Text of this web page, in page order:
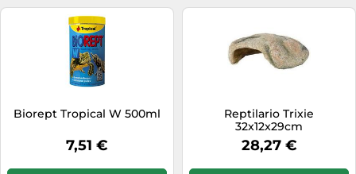
Biorept Tropical W 500ml
7,51 €
Reptilario Trixie
32x12x29cm
28,27 €